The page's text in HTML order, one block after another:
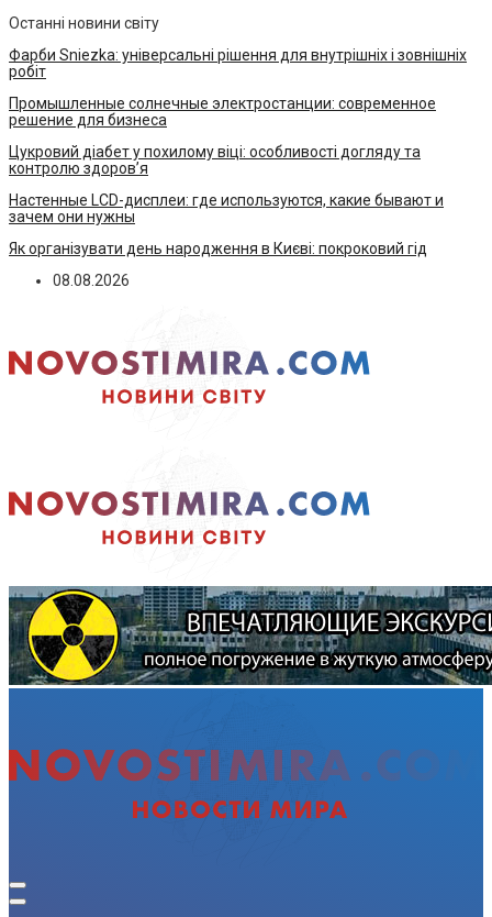
Останні новини світу
Фарби Sniezka: універсальні рішення для внутрішніх і зовнішніх
робіт
Промышленные солнечные электростанции: современное
решение для бизнеса
Цукровий діабет у похилому віці: особливості догляду та
контролю здоров’я
Настенные LCD-дисплеи: где используются, какие бывают и
зачем они нужны
Як організувати день народження в Києві: покроковий гід
08.08.2026